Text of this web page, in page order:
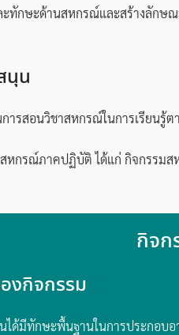
ะทักษะด้านสหกรณ์และสร้างลัก
นุน
ารสอนวิชาสหกรณ์ในการเรียนรู้
หกรณ์ภาคปฏิบัติ ได้แก่ กิจกรรม
กิจก
งกิจกรรม
นได้มีทักษะพื้นฐานในการประกอ